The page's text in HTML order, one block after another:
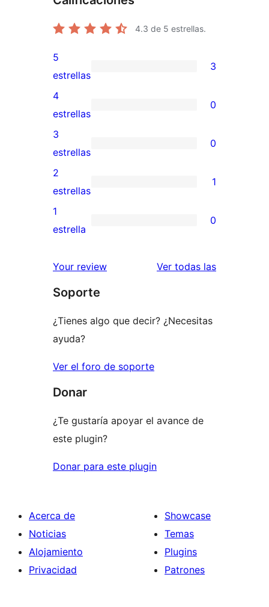
4.3 de 5 estrellas.
3
valoraciones
de
5
estrellas
5
estrellas
3
0
valoraciones
de
4
estrellas
4
estrellas
0
0
valoraciones
de
3
estrellas
3
estrellas
0
1
valoración
de
estrellas
2
estrellas
1
0
de
estrellas
1
estrella
0
Your review Ver todas lasreseñas
Soporte
¿Tienes algo que decir? ¿Necesitas
ayuda?
Ver el foro de soporte
Donar
¿Te gustaría apoyar el avance de
este plugin?
Donar para este plugin
Acerca de
Noticias
Alojamiento
Privacidad
Showcase
Temas
Plugins
Patrones